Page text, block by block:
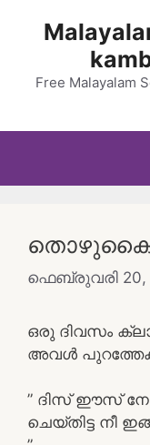
Free Malayalam
ഫെബ്രുവരി 20,
ഒരു ദിവസം
അവൾ
” ദിസ്‌ ഈസ്‌
ചെയ്തിട്ട